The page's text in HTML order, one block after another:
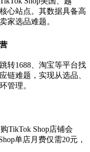
心站点。其数据具备高
家选品难题。
转1688、淘宝等平台找
链难题，实现从选品、
管理。
TikTok Shop店铺会
单店月费仅需20元，